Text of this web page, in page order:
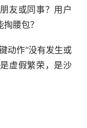
友或同事？用户
腰包？
动作”没有发生或
虚假繁荣，是沙